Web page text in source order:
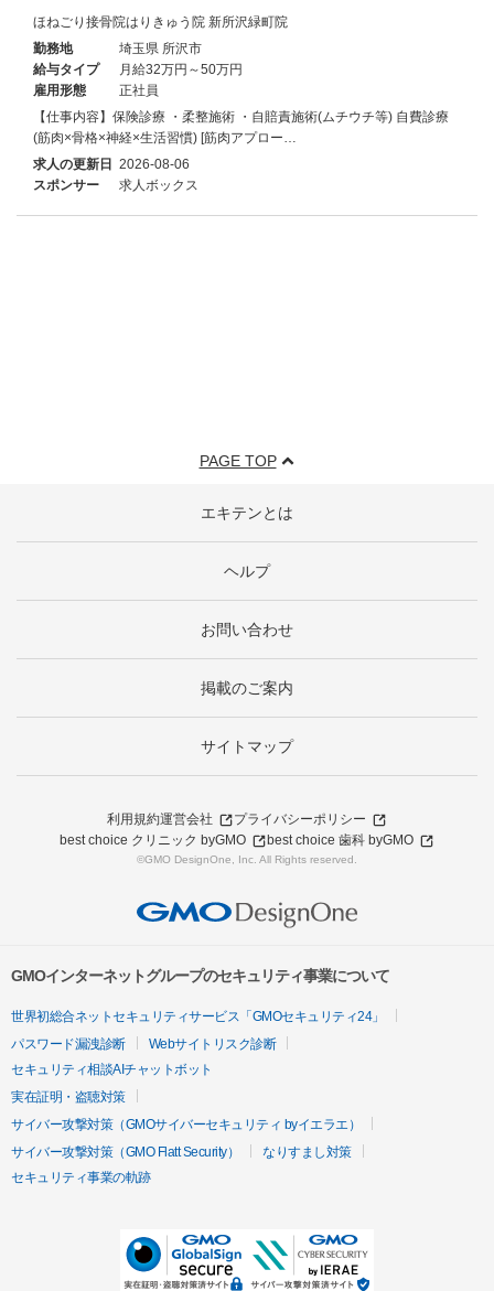
ほねごり接骨院はりきゅう院 新所沢緑町院
勤務地
埼玉県 所沢市
給与タイプ
月給32万円～50万円
雇用形態
正社員
【仕事内容】保険診療 ・柔整施術 ・自賠責施術(ムチウチ等) 自費診療
(筋肉×骨格×神経×生活習慣) [筋肉アプロー…
求人の更新日 2026-08-06
スポンサー
求人ボックス
PAGE TOP
エキテンとは
ヘルプ
お問い合わせ
掲載のご案内
サイトマップ
利用規約運営会社
プライバシーポリシー
best choice クリニック byGMO
best choice 歯科 byGMO
©GMO DesignOne, Inc. All Rights reserved.
GMOインターネットグループのセキュリティ事業について
世界初総合ネットセキュリティサービス「GMOセキュリティ24」
パスワード漏洩診断
Webサイトリスク診断
セキュリティ相談AIチャットボット
実在証明・盗聴対策
サイバー攻撃対策（GMOサイバーセキュリティ byイエラエ）
サイバー攻撃対策（GMO Flatt Security）
なりすまし対策
セキュリティ事業の軌跡